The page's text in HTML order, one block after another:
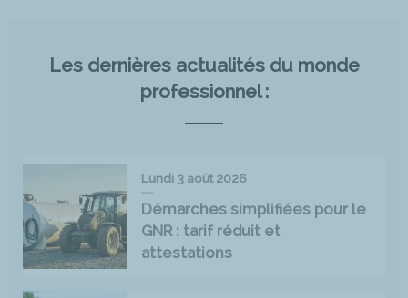
Les dernières actualités du monde
professionnel :
Lundi 3 août 2026
Démarches simplifiées pour le
GNR : tarif réduit et
attestations